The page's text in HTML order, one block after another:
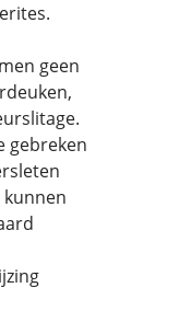
geen
gebreken